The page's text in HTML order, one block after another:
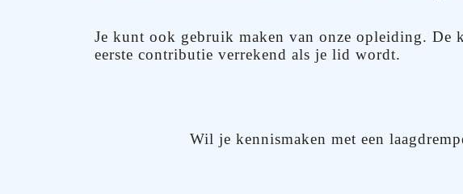
Je kunt ook gebruik maken van onze opleiding. De
eerste contributie verrekend als je lid wordt.
Wil je kennismaken met een